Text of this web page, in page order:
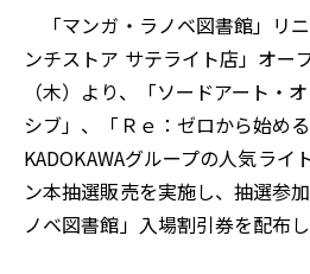
「マンガ・ラノベ図書館」リ
ンチストア サテライト店」オー
（木）より、「ソードアート
シブ」、「Ｒｅ：ゼロから始め
KADOKAWAグループの人気ライ
ン本抽選販売を実施し、抽選参
ノベ図書館」入場割引券を配布し